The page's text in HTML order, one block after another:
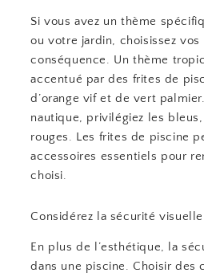
Si vous avez un thème
ou votre jardin, choisissez
conséquence. Un thème
accentué par des frites de
d’orange vif et de vert
nautique, privilégiez les
rouges. Les frites de piscine
accessoires essentiels pour
choisi.
Considérez la sécurité visuelle
En plus de l’esthétique, la
dans une piscine. Choisir des